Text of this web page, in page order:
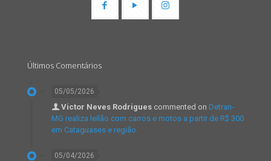
Últimos Comentários
05/05/2026
Victor Neves Rodrigues commented on Detran-
MG realiza leilão com carros e motos a partir de R$ 300
em Cataguases e região.
05/04/2026